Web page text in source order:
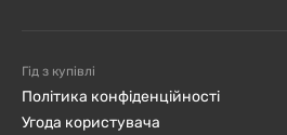
Гід з купівлі
Політика конфіденційності
Угода користувача